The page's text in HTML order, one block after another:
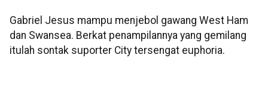
Gabriel Jesus mampu menjebol gawang West Ham
dan Swansea. Berkat penampilannya yang gemilang
itulah sontak suporter City tersengat euphoria.